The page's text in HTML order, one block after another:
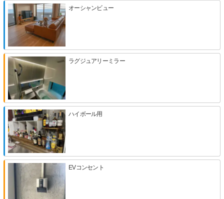
オーシャンビュー
ラグジュアリーミラー
ハイボール用
EVコンセント